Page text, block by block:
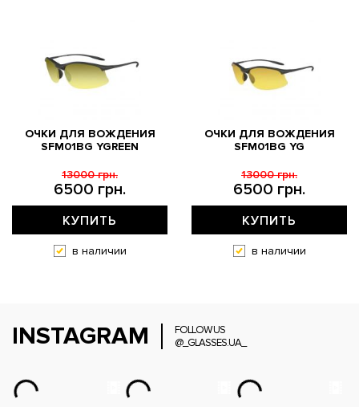
ОЧКИ ДЛЯ ВОЖДЕНИЯ
SFM01BG YGREEN
6500 грн.
13000 грн.
КУПИТЬ
в наличии
ОЧКИ ДЛЯ ВОЖДЕНИЯ
SFM01BG YG
6500 грн.
13000 грн.
КУПИТЬ
в наличии
INSTAGRAM
FOLLOW US
@_GLASSES.UA_